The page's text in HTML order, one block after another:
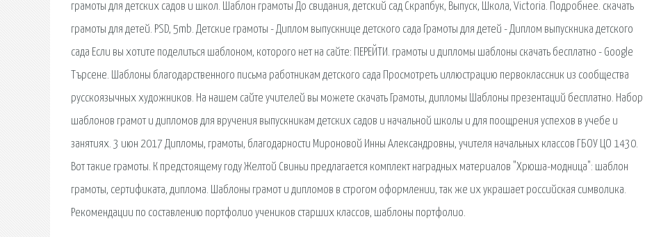
грамоты для детских садов и школ. Шаблон грамоты До свидания, детский сад Скрапбук, Выпуск, Школа, Victoria. Подробнее. скачать
грамоты для детей. PSD, 5mb. Детские грамоты - Диплом выпускнице детского сада Грамоты для детей - Диплом выпускника детского
сада Если вы хотите поделиться шаблоном, которого нет на сайте: ПЕРЕЙТИ. грамоты и дипломы шаблоны скачать бесплатно - Google
Търсене. Шаблоны благодарственного письма работникам детского сада Просмотреть иллюстрацию первоклассник из сообщества
русскоязычных художников. На нашем сайте учителей вы можете скачать Грамоты, дипломы Шаблоны презентаций бесплатно. Набор
шаблонов грамот и дипломов для вручения выпускникам детских садов и начальной школы и для поощрения успехов в учебе и
занятиях. 3 июн 2017 Дипломы, грамоты, благодарности Мироновой Инны Александровны, учителя начальных классов ГБОУ ЦО 1430.
Вот такие грамоты. К предстоящему году Желтой Свиньи предлагается комплект наградных материалов "Хрюша-модница": шаблон
грамоты, сертификата, диплома. Шаблоны грамот и дипломов в строгом оформлении, так же их украшает российская символика.
Рекомендации по составлению портфолио учеников старших классов, шаблоны портфолио.